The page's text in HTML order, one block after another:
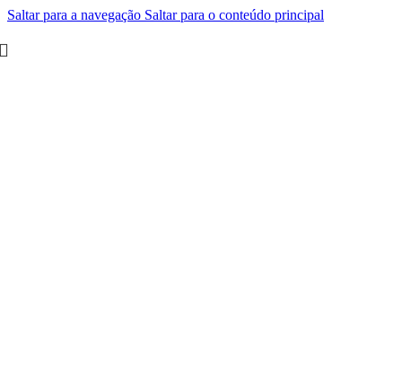
Saltar para a navegação Saltar para o conteúdo principal